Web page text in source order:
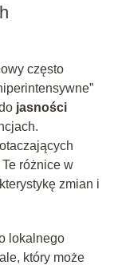
często
jasności
różnice w
zmian i
lokalnego
który może